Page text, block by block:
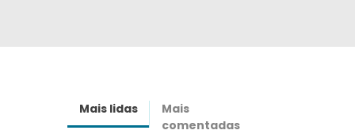
Mais lidas
Mais
comentadas